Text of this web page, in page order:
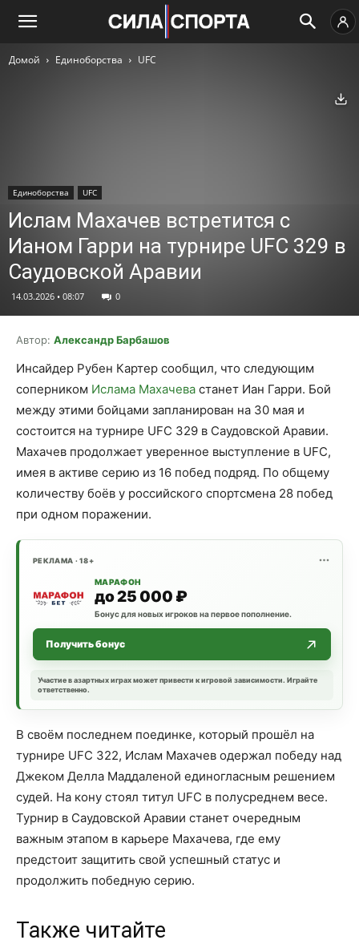
Домой Единоборства UFC
Единоборства UFC
Ислам Махачев встретится с
Ианом Гарри на турнире UFC 329 в
Саудовской Аравии
14.03.2026 • 08:07 0
Автор: Александр Барбашов
Инсайдер Рубен Картер сообщил, что следующим
соперником Ислама Махачева станет Иан Гарри. Бой
между этими бойцами запланирован на 30 мая и
состоится на турнире UFC 329 в Саудовской Аравии.
Махачев продолжает уверенное выступление в UFC,
имея в активе серию из 16 побед подряд. По общему
количеству боёв у российского спортсмена 28 побед
при одном поражении.
РЕКЛАМА · 18+
МАРАФОН
до 25 000 ₽
Бонус для новых игроков на первое пополнение.
Получить бонус
Участие в азартных играх может привести к игровой зависимости. Играйте
ответственно.
В своём последнем поединке, который прошёл на
турнире UFC 322, Ислам Махачев одержал победу над
Джеком Делла Маддаленой единогласным решением
судей. На кону стоял титул UFC в полусреднем весе.
Турнир в Саудовской Аравии станет очередным
важным этапом в карьере Махачева, где ему
предстоит защитить свой успешный статус и
продолжить победную серию.
Также читайте